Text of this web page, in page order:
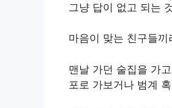
그냥 답이 없고 되는
마음이 맞는 친구들
맨날 가던 술집을 가
포로 가보거나 범계